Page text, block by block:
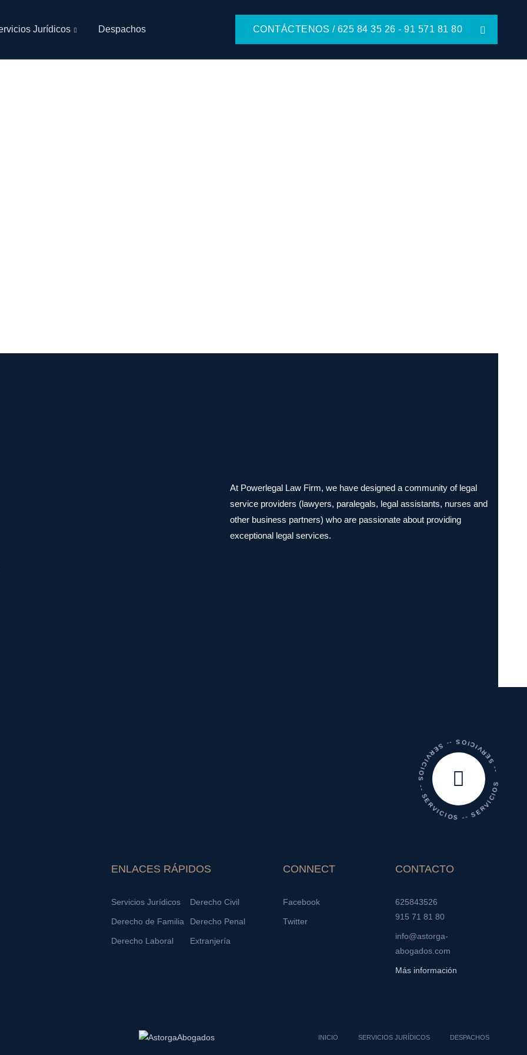
Jurídicos Despachos CONTÁCTENOS / 625 84 35 26 - 91 571 81 80
At Powerlegal Law Firm, we have designed a community of legal
service providers (lawyers, paralegals, legal assistants, nurses and
other business partners) who are passionate about providing
exceptional legal services.
-- SERVICIOS -- SERVICIOS -- SERVICIOS -- SERVICIOS
ENLACES RÁPIDOS
Servicios Jurídicos Derecho Civil
Derecho de Familia Derecho Penal
Derecho Laboral Extranjería
CONNECT
Facebook
Twitter
CONTACTO
625843526
915 71 81 80
info@astorga-
abogados.com
Más información
INICIO SERVICIOS JURÍDICOS DESPACHOS